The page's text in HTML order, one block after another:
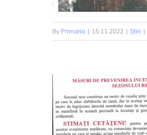
By Primaria | 15.11.2022 | Știri |